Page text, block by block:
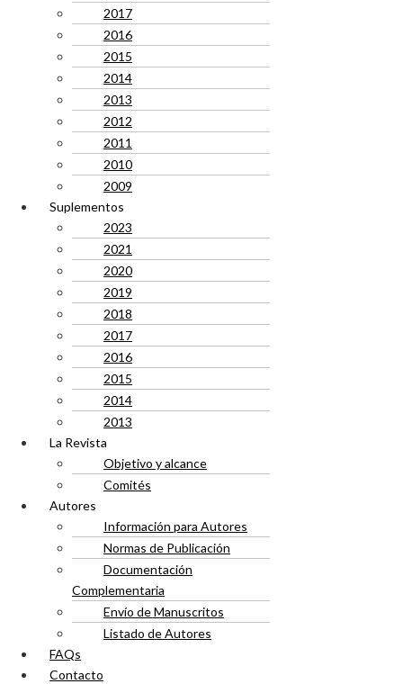
2017
2016
2015
2014
2013
2012
2011
2010
2009
Suplementos
2023
2021
2020
2019
2018
2017
2016
2015
2014
2013
La Revista
Objetivo y alcance
Comités
Autores
Información para Autores
Normas de Publicación
Documentación
Complementaria
Envío de Manuscritos
Listado de Autores
FAQs
Contacto